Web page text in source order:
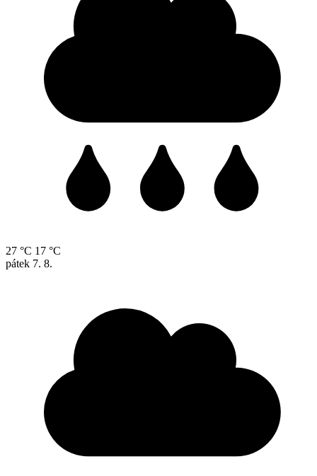
27 °C 17 °C
pátek 7. 8.